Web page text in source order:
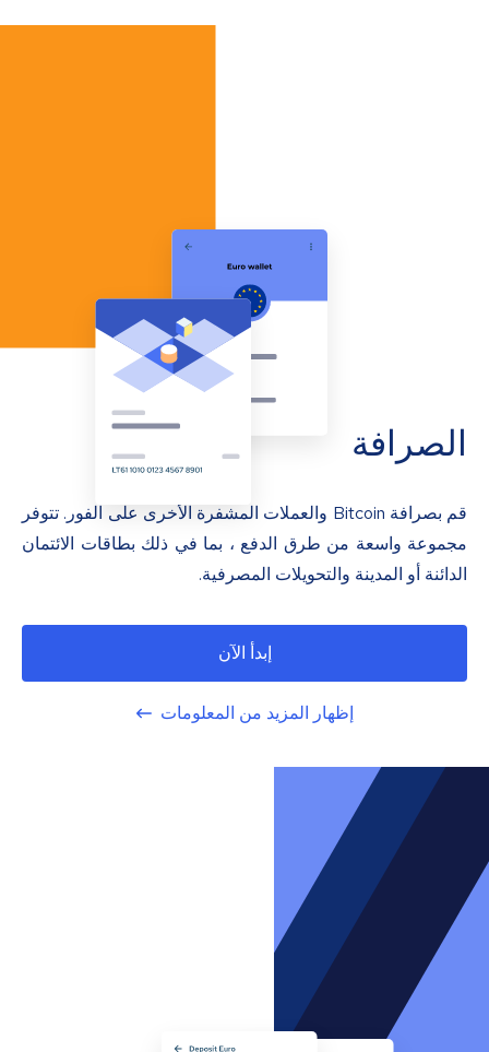
الصرافة
قم بصرافة Bitcoin والعملات المشفرة الأخرى على الفور. تتوفر
مجموعة واسعة من طرق الدفع ، بما في ذلك بطاقات الائتمان
الدائنة أو المدينة والتحويلات المصرفية.
إبدأ الآن
إظهار المزيد من المعلومات